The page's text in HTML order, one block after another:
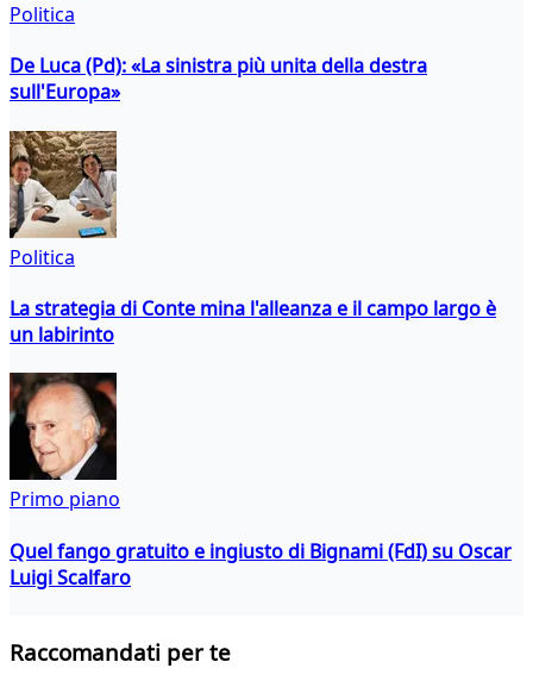
Politica
De Luca (Pd): «La sinistra più unita della destra
sull'Europa»
Politica
La strategia di Conte mina l'alleanza e il campo largo è
un labirinto
Primo piano
Quel fango gratuito e ingiusto di Bignami (FdI) su Oscar
Luigi Scalfaro
Raccomandati per te